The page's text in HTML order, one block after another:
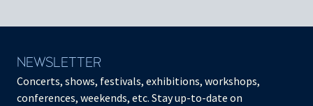
se refermant
NEWSLETTER
Concerts, shows, festivals, exhibitions, workshops,
conferences, weekends, etc. Stay up-to-date on